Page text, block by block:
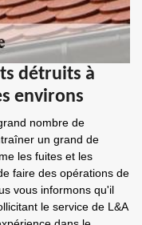
détruits à
environs
nombre de
un grand de
les fuites et les
faire des opérations de
vous informons qu'il
le service de L&A